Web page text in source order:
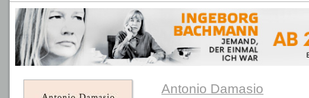
Antonio Damasio